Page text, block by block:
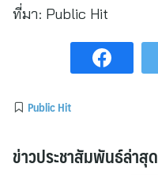
ที่มา: Public Hit
Public Hit
ข่าวประชาสัมพันธ์ล่าสุด